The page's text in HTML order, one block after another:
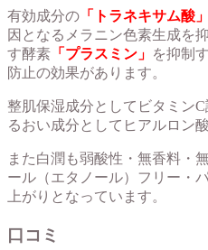
有効成分の 「トラネキサム酸」
因となるメラニン色素生成を
す酵素 「プラスミン」 を抑制
防止の効果があります。
整肌保湿成分としてビタミン
るおい成分としてヒアルロン
また白潤も弱酸性・無香料・
ール（エタノール）フリー・
上がりとなっています。
口コミ